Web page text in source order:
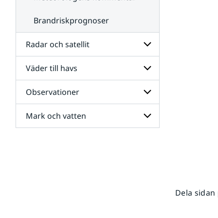
Brandriskprognoser
Radar och satellit
Undersidor
för
Radar
och
satellit
Väder till havs
Undersidor
för
Väder
till
havs
Observationer
Undersidor
för
Mark och vatten
Dela sidan